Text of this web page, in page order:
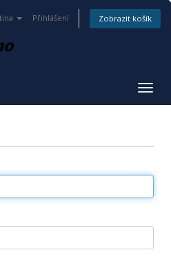
Přihlášení Zobrazit košík